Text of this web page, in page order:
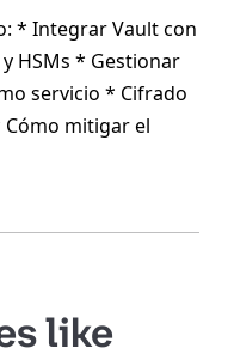
* Integrar Vault con
HSMs * Gestionar
servicio * Cifrado
mitigar el
like